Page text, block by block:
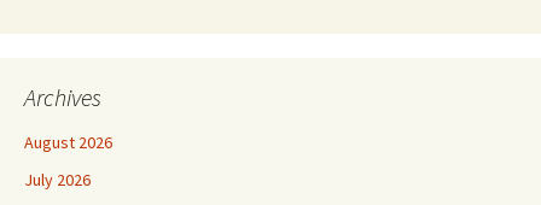
Archives
August 2026
July 2026